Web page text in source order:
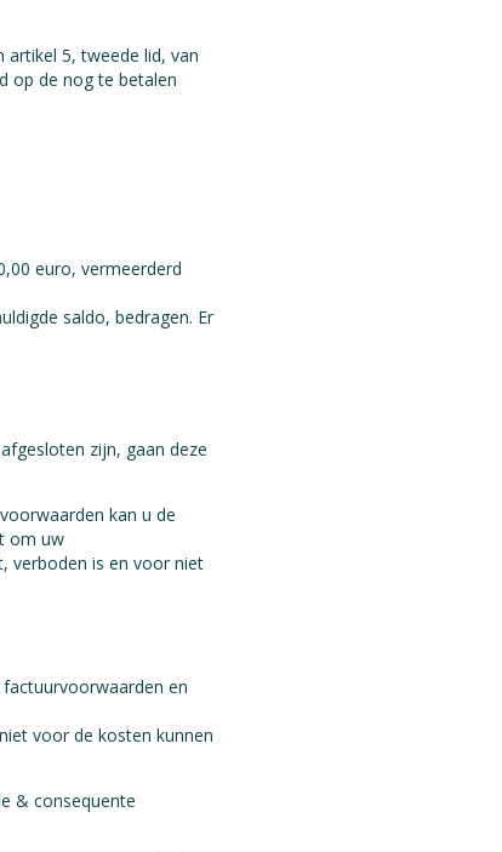
5, tweede lid, van
op de nog te betalen
euro, vermeerderd
saldo, bedragen. Er
zijn, gaan deze
kan u de
om uw
verboden is en voor niet
en
voor de kosten kunnen
& consequente